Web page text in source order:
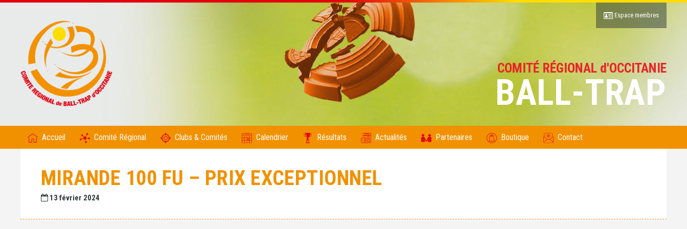
COMITÉ RÉGIONAL d'OCCITANIE
BALL-TRAP
Espace membres
Accueil Comité Régional Clubs & Comités Calendrier Résultats Actualités Partenaires Boutique Contact
MIRANDE 100 FU – PRIX EXCEPTIONNEL
13 février 2024